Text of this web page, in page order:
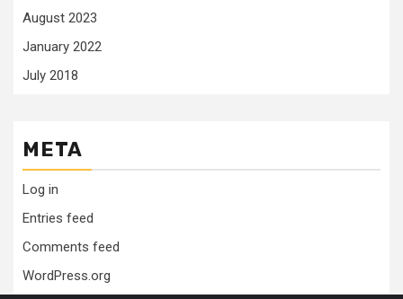
August 2023
January 2022
July 2018
META
Log in
Entries feed
Comments feed
WordPress.org